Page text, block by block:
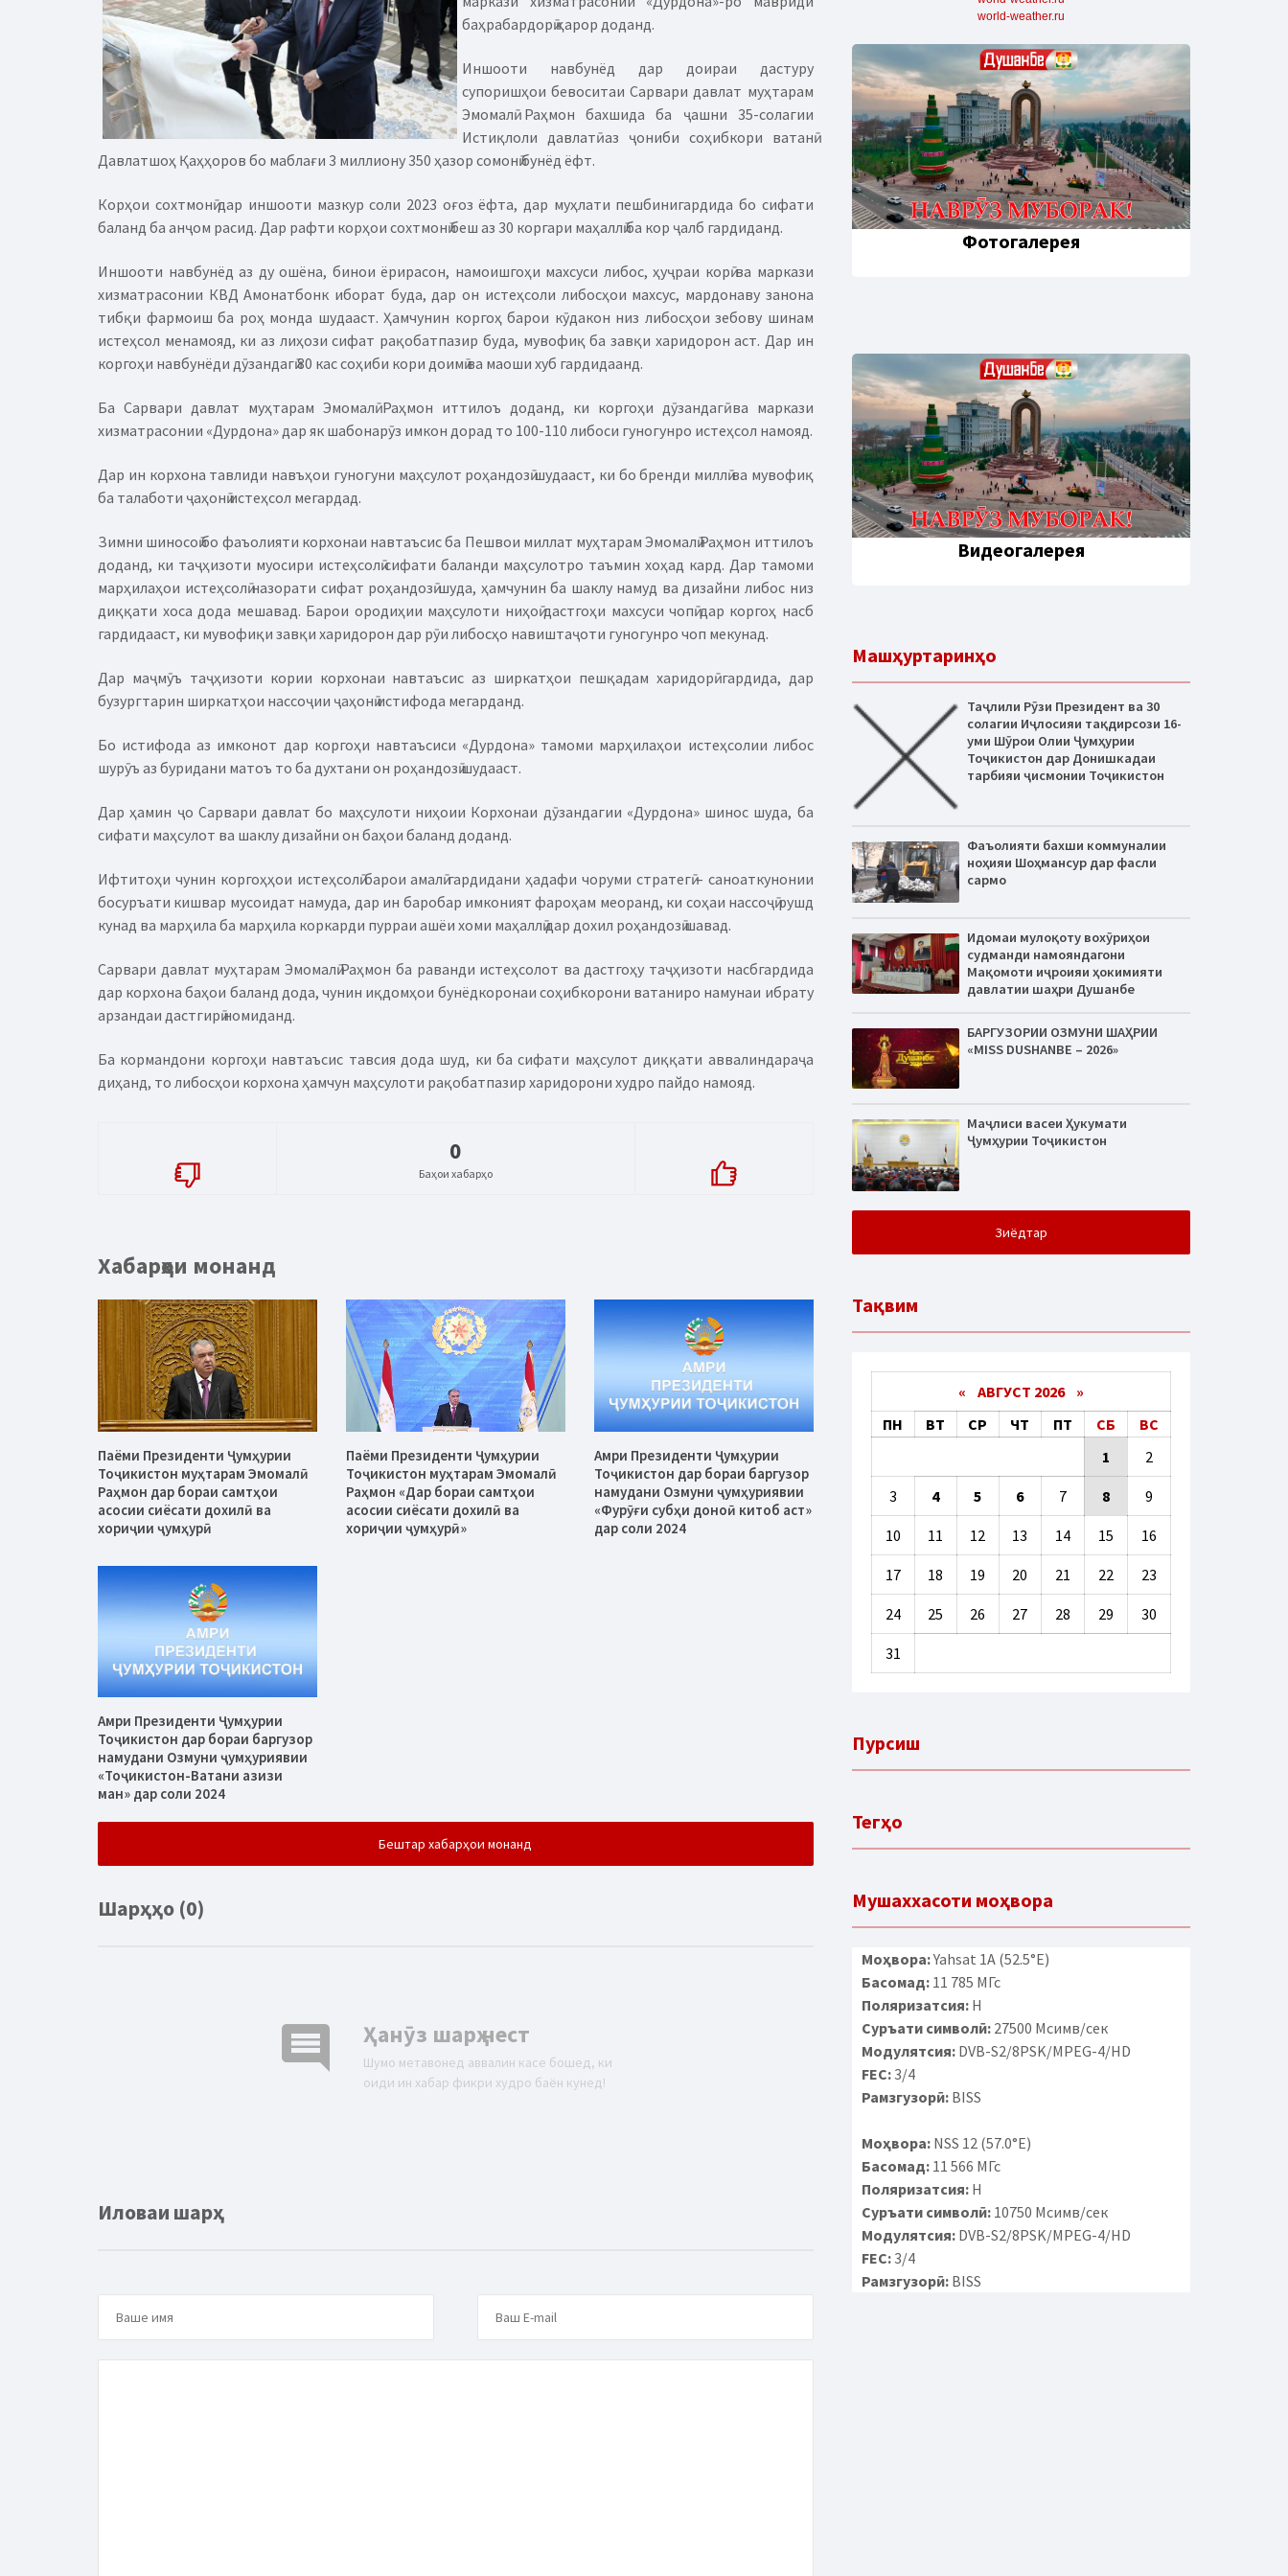
баҳрабардорӣ қарор доданд.
Иншооти навбунёд дар доираи дастуру
супоришҳои бевоситаи Сарвари давлат муҳтарам
Эмомалӣ Раҳмон бахшида ба ҷашни 35-солагии
Истиқлоли давлатӣ аз ҷониби соҳибкори ватанӣ
Давлатшоҳ Қаҳҳоров бо маблағи 3 миллиону 350 ҳазор сомонӣ бунёд ёфт.
Корҳои сохтмонӣ дар иншооти мазкур соли 2023 оғоз ёфта, дар муҳлати пешбинигардида бо сифати
баланд ба анҷом расид. Дар рафти корҳои сохтмонӣ беш аз 30 коргари маҳаллӣ ба кор ҷалб гардиданд.
Иншооти навбунёд аз ду ошёна, бинои ёрирасон, намоишгоҳи махсуси либос, ҳуҷраи корӣ ва маркази
хизматрасонии КВД Амонатбонк иборат буда, дар он истеҳсоли либосҳои махсус, мардонаву занона
тибқи фармоиш ба роҳ монда шудааст. Ҳамчунин коргоҳ барои кӯдакон низ либосҳои зебову шинам
истеҳсол менамояд, ки аз лиҳози сифат рақобатпазир буда, мувофиқ ба завқи харидорон аст. Дар ин
коргоҳи навбунёди дӯзандагӣ 80 кас соҳиби кори доимӣ ва маоши хуб гардидаанд.
Ба Сарвари давлат муҳтарам Эмомалӣ Раҳмон иттилоъ доданд, ки коргоҳи дӯзандагӣ ва маркази
хизматрасонии «Дурдона» дар як шабонарӯз имкон дорад то 100-110 либоси гуногунро истеҳсол намояд.
Дар ин корхона тавлиди навъҳои гуногуни маҳсулот роҳандозӣ шудааст, ки бо бренди миллӣ ва мувофиқ
ба талаботи ҷаҳонӣ истеҳсол мегардад.
Зимни шиносоӣ бо фаъолияти корхонаи навтаъсис ба Пешвои миллат муҳтарам Эмомалӣ Раҳмон иттилоъ
доданд, ки таҷҳизоти муосири истеҳсолӣ сифати баланди маҳсулотро таъмин хоҳад кард. Дар тамоми
марҳилаҳои истеҳсолӣ назорати сифат роҳандозӣ шуда, ҳамчунин ба шаклу намуд ва дизайни либос низ
диққати хоса дода мешавад. Барои ородиҳии маҳсулоти ниҳоӣ дастгоҳи махсуси чопӣ дар коргоҳ насб
гардидааст, ки мувофиқи завқи харидорон дар рӯи либосҳо навиштаҷоти гуногунро чоп мекунад.
Дар маҷмӯъ таҷҳизоти кории корхонаи навтаъсис аз ширкатҳои пешқадам харидорӣ гардида, дар
бузургтарин ширкатҳои нассоҷии ҷаҳонӣ истифода мегарданд.
Бо истифода аз имконот дар коргоҳи навтаъсиси «Дурдона» тамоми марҳилаҳои истеҳсолии либос
шурӯъ аз буридани матоъ то ба духтани он роҳандозӣ шудааст.
Дар ҳамин ҷо Сарвари давлат бо маҳсулоти ниҳоии Корхонаи дӯзандагии «Дурдона» шинос шуда, ба
сифати маҳсулот ва шаклу дизайни он баҳои баланд доданд.
Ифтитоҳи чунин коргоҳҳои истеҳсолӣ барои амалӣ гардидани ҳадафи чоруми стратегӣ – саноаткунонии
босуръати кишвар мусоидат намуда, дар ин баробар имконият фароҳам меоранд, ки соҳаи нассоҷӣ рушд
кунад ва марҳила ба марҳила коркарди пурраи ашёи хоми маҳаллӣ дар дохил роҳандозӣ шавад.
Сарвари давлат муҳтарам Эмомалӣ Раҳмон ба раванди истеҳсолот ва дастгоҳу таҷҳизоти насбгардида
дар корхона баҳои баланд дода, чунин иқдомҳои бунёдкоронаи соҳибкорони ватаниро намунаи ибрату
арзандаи дастгирӣ номиданд.
Ба кормандони коргоҳи навтаъсис тавсия дода шуд, ки ба сифати маҳсулот диққати аввалиндараҷа
диҳанд, то либосҳои корхона ҳамчун маҳсулоти рақобатпазир харидорони худро пайдо намояд.
0
Баҳои хабарҳо
Хабарҳои монанд
Паёми Президенти Ҷумҳурии
Тоҷикистон муҳтарам Эмомалӣ
Раҳмон дар бораи самтҳои
асосии сиёсати дохилӣ ва
хориҷии ҷумҳурӣ
Паёми Президенти Ҷумҳурии
Тоҷикистон муҳтарам Эмомалӣ
Раҳмон «Дар бораи самтҳои
асосии сиёсати дохилӣ ва
хориҷии ҷумҳурӣ»
Амри Президенти Ҷумҳурии
Тоҷикистон дар бораи баргузор
намудани Озмуни ҷумҳуриявии
«Фурӯғи субҳи доноӣ китоб аст»
дар соли 2024
Амри Президенти Ҷумҳурии
Тоҷикистон дар бораи баргузор
намудани Озмуни ҷумҳуриявии
«Тоҷикистон-Ватани азизи
ман» дар соли 2024
Бештар хабарҳои монанд
Шарҳҳо (0)
comment Ҳанӯз шарҳ нест
Шумо метавонед аввалин касе бошед, ки
оиди ин хабар фикри худро баён кунед!
Иловаи шарҳ
world-weather.ru
Фотогалерея
Видеогалерея
Машҳуртаринҳо
Таҷлили Рӯзи Президент ва 30
солагии Иҷлосияи тақдирсози 16-
уми Шӯрои Олии Ҷумҳурии
Тоҷикистон дар Донишкадаи
тарбияи ҷисмонии Тоҷикистон
Фаъолияти бахши коммуналии
ноҳияи Шоҳмансур дар фасли
сармо
Идомаи мулоқоту вохӯриҳои
судманди намояндагони
Мақомоти иҷроияи ҳокимияти
давлатии шаҳри Душанбе
БАРГУЗОРИИ ОЗМУНИ ШАҲРИИ
«MISS DUSHANBE – 2026»
Маҷлиси васеи Ҳукумати
Ҷумҳурии Тоҷикистон
Зиёдтар
Тақвим
« АВГУСТ 2026 »
ПН
ВТ СР ЧТ ПТ СБ
ВС
1
2
3 4 5 6 7 8 9
10 11 12 13 14 15 16
17 18 19 20 21 22 23
24 25 26 27 28 29 30
31
Пурсиш
Тегҳо
Мушаххасоти моҳвора
Моҳвора:Yahsat 1A (52.5°E)
Басомад:11 785 МГс
Поляризатсия:H
Суръати символӣ:27500 Мсимв/сек
Модулятсия:DVB-S2/8PSK/MPEG-4/HD
FEC:3/4
Рамзгузорӣ:BISS
Моҳвора:NSS 12 (57.0°E)
Басомад:11 566 МГс
Поляризатсия:H
Суръати символӣ:10750 Мсимв/сек
Модулятсия:DVB-S2/8PSK/MPEG-4/HD
FEC:3/4
Рамзгузорӣ:BISS